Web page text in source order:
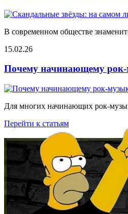
В современном обществе
15.02.26
Почему начинающему рок-
Для многих начинающих рок-
Перейти к статьям